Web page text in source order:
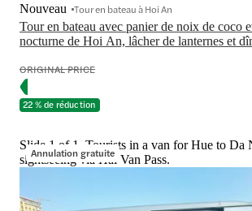
Tour en bateau avec panier de noix de coco
nocturne de Hoi An, lâcher de lanternes et
Nouveau Tour en bateau à Hoi An
ORIGINAL PRICE
22 % de réduction
Annulation gratuite
Slide 1 of 1, Tourists in a van for Hue to Da
sightseeing via Hai Van Pass.